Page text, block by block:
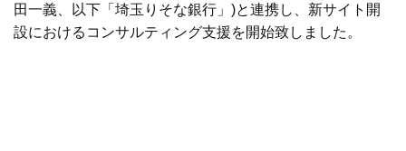
田一義、以下「埼玉りそな銀行」)と連携し、新サイト開
設におけるコンサルティング支援を開始致しました。